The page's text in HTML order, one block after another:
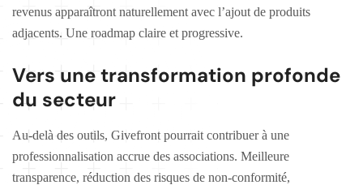
revenus apparaîtront naturellement avec l’ajout de produits
adjacents. Une roadmap claire et progressive.
Vers une transformation profonde
du secteur
Au-delà des outils, Givefront pourrait contribuer à une
professionnalisation accrue des associations. Meilleure
transparence, réduction des risques de non-conformité,